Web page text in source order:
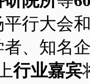
行大会
、知名
行业嘉宾